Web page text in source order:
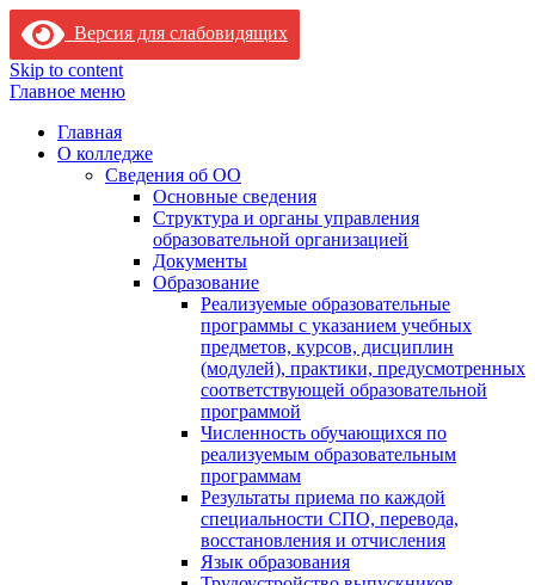
Версия для слабовидящих
Skip to content
Главное меню
Главная
О колледже
Сведения об ОО
Основные сведения
Структура и органы управления
образовательной организацией
Документы
Образование
Реализуемые образовательные
программы с указанием учебных
предметов, курсов, дисциплин
(модулей), практики, предусмотренных
соответствующей образовательной
программой
Численность обучающихся по
реализуемым образовательным
программам
Результаты приема по каждой
специальности СПО, перевода,
восстановления и отчисления
Язык образования